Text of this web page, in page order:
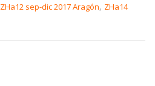
ZHa12 sep-dic 2017 Aragón, ZHa14